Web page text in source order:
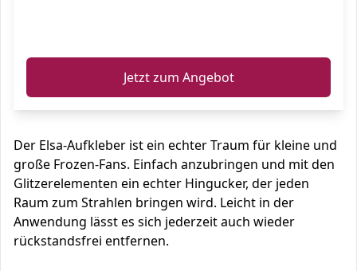
Jetzt zum Angebot
Der Elsa-Aufkleber ist ein echter Traum für kleine und
große Frozen-Fans. Einfach anzubringen und mit den
Glitzerelementen ein echter Hingucker, der jeden
Raum zum Strahlen bringen wird. Leicht in der
Anwendung lässt es sich jederzeit auch wieder
rückstandsfrei entfernen.